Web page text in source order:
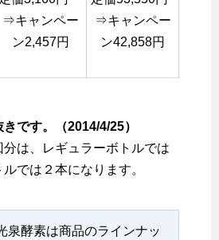
⇒キャンペー
ン2,457円
⇒キャンペー
ン42,858円
きです。（2014/4/25）
は、レギュラーボトルでは
では２本になります。
泉酵素は商品のラインナッ